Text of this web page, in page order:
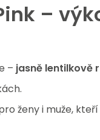
–
– jasně lentilkově
ženy i muže,